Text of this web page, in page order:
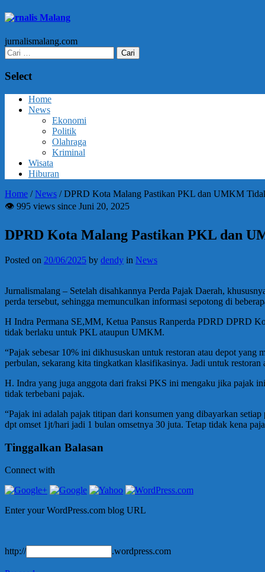
Jurnalis Malang
jurnalismalang.com
Cari
untuk:
Select
Home
News
Ekonomi
Politik
Olahraga
Kriminal
Wisata
Hiburan
Home /News /DPRD Kota Malang Pastikan PKL dan UMKM
👁 995 views since Juni 20, 2025
DPRD Kota Malang Pastikan PKL dan
Posted on 20/06/2025 by dendy in News
Jurnalismalang – Setelah disahkannya Perda Pajak Daerah,
perda tersebut, sehingga memunculkan informasi sepotong di
H Indra Permana SE,MM, Ketua Pansus Ranperda PDRD DPRD
tidak berlaku untuk PKL ataupun UMKM.
“Pajak sebesar 10% ini dikhususkan untuk restoran atau depot yang
perbulan, sekarang kita tingkatkan klasifikasinya. Jadi untuk
H. Indra yang juga anggota dari fraksi PKS ini mengaku jika pajak
tidak terbebani pajak.
“Pajak ini adalah pajak titipan dari konsumen yang dibayarkan
dpt omset 1jt/hari jadi 1 bulan omsetnya 30 juta. Tetap tidak kena
Tinggalkan Balasan
Connect with
Enter your WordPress.com blog URL
http:// .wordpress.com